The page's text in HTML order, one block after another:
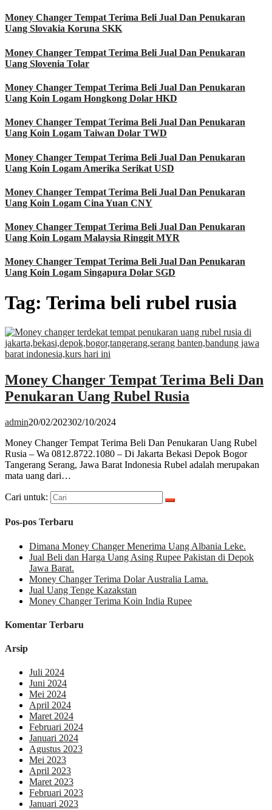
Money Changer Tempat Terima Beli Jual Dan Penukaran
Uang Slovakia Koruna SKK
Money Changer Tempat Terima Beli Jual Dan Penukaran
Uang Slovenia Tolar
Money Changer Tempat Terima Beli Jual Dan Penukaran
Uang Koin Logam Hongkong Dolar HKD
Money Changer Tempat Terima Beli Jual Dan Penukaran
Uang Koin Logam Taiwan Dolar TWD
Money Changer Tempat Terima Beli Jual Dan Penukaran
Uang Koin Logam Amerika Serikat USD
Money Changer Tempat Terima Beli Jual Dan Penukaran
Uang Koin Logam Cina Yuan CNY
Money Changer Tempat Terima Beli Jual Dan Penukaran
Uang Koin Logam Malaysia Ringgit MYR
Money Changer Tempat Terima Beli Jual Dan Penukaran
Uang Koin Logam Singapura Dolar SGD
Tag: Terima beli rubel rusia
Money Changer Tempat Terima Beli Dan
Penukaran Uang Rubel Rusia
admin20/02/202302/10/2024
Money Changer Tempat Terima Beli Dan Penukaran Uang Rubel
Rusia – Wa 0812.8722.1080 – Di Jakarta Bekasi Depok Bogor
Tangerang Serang, Jawa Barat Indonesia Rubel adalah merupakan
mata uang dari…
Cari untuk:
Pos-pos Terbaru
Dimana Money Changer Menerima Uang Albania Leke.
Jual Beli dan Harga Uang Asing Rupee Pakistan di Depok
Jawa Barat.
Money Changer Terima Dolar Australia Lama.
Jual Uang Tenge Kazakstan
Money Changer Terima Koin India Rupee
Komentar Terbaru
Arsip
Juli 2024
Juni 2024
Mei 2024
April 2024
Maret 2024
Februari 2024
Januari 2024
Agustus 2023
Mei 2023
April 2023
Maret 2023
Februari 2023
Januari 2023